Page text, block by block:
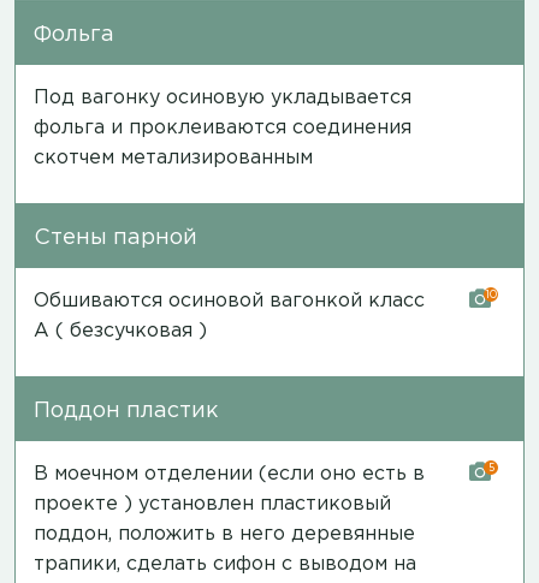
Фольга
Под вагонку осиновую укладывается
фольга и проклеиваются соединения
скотчем метализированным
Стены парной
Обшиваются осиновой вагонкой класс
А ( безсучковая )
10
Поддон пластик
В моечном отделении (если оно есть в
проекте ) установлен пластиковый
поддон, положить в него деревянные
трапики, сделать сифон с выводом на
5